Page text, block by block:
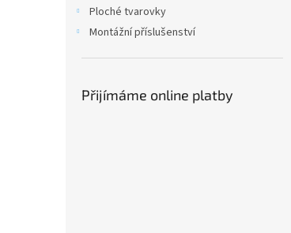
Ploché tvarovky
Montážní příslušenství
Přijímáme online platby